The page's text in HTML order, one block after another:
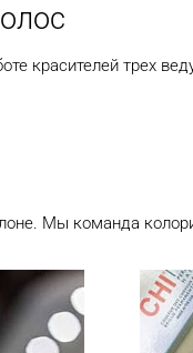
красителей трех
Мы команда